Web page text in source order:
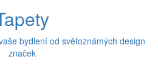
bydlení od světoznámých design
značek